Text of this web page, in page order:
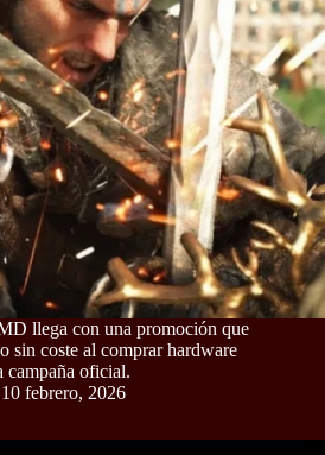
llega con una promoción que
sin coste al comprar hardware
campaña oficial.
10 febrero, 2026